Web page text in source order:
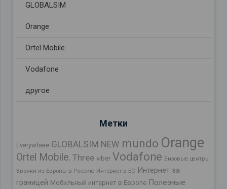
GLOBALSIM
Orange
Ortel Mobile
Vodafone
другое
Метки
Everywhere GLOBALSIM NEW mundo Orange
Ortel Mobile. Three viber Vodafone Визовые центры
Звонки из Европы в Россию Интернет в ЕС Интернет за
границей Мобильный интернет в Европе Полезные